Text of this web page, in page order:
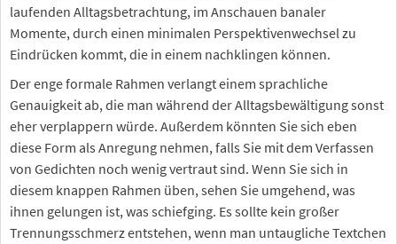
laufenden Alltagsbetrachtung, im Anschauen banaler
Momente, durch einen minimalen Perspektivenwechsel zu
Eindrücken kommt, die in einem nachklingen können.
Der enge formale Rahmen verlangt einem sprachliche
Genauigkeit ab, die man während der Alltagsbewältigung sonst
eher verplappern würde. Außerdem könnten Sie sich eben
diese Form als Anregung nehmen, falls Sie mit dem Verfassen
von Gedichten noch wenig vertraut sind. Wenn Sie sich in
diesem knappen Rahmen üben, sehen Sie umgehend, was
ihnen gelungen ist, was schiefging. Es sollte kein großer
Trennungsschmerz entstehen, wenn man untaugliche Textchen